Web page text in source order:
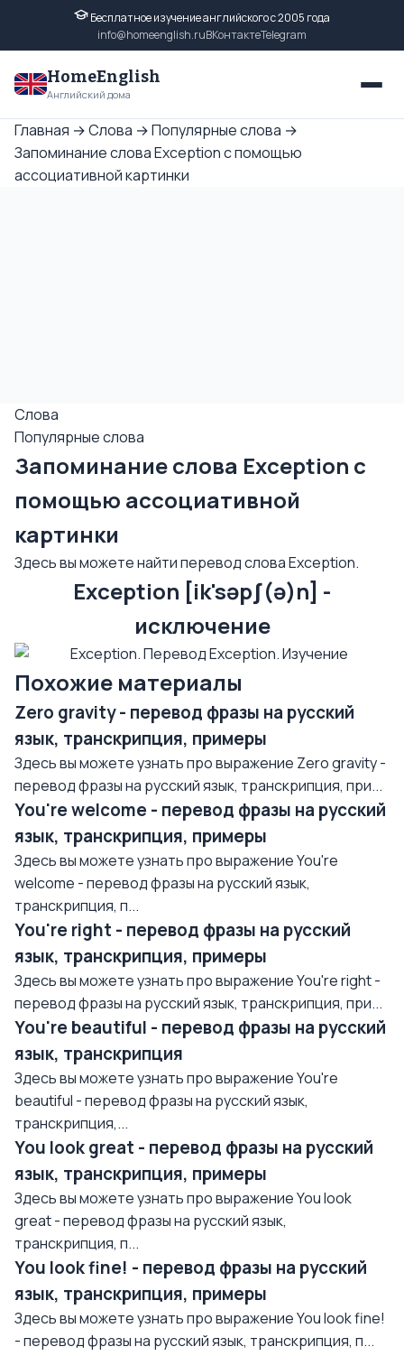
Бесплатное изучение английского с 2005 года
info@homeenglish.ruВКонтактеTelegram
HomeEnglish
Английский дома
Главная →Слова →Популярные слова →
Запоминание слова Exception с помощью
ассоциативной картинки
Слова
Популярные слова
Запоминание слова Exception с
помощью ассоциативной
картинки
Здесь вы можете найти перевод слова Exception.
Exception [ik'səpʃ(ə)n] -
исключение
Похожие материалы
Zero gravity - перевод фразы на русский
язык, транскрипция, примеры
Здесь вы можете узнать про выражение Zero gravity -
перевод фразы на русский язык, транскрипция, при...
You're welcome - перевод фразы на русский
язык, транскрипция, примеры
Здесь вы можете узнать про выражение You're
welcome - перевод фразы на русский язык,
транскрипция, п...
You're right - перевод фразы на русский
язык, транскрипция, примеры
Здесь вы можете узнать про выражение You're right -
перевод фразы на русский язык, транскрипция, при...
You're beautiful - перевод фразы на русский
язык, транскрипция
Здесь вы можете узнать про выражение You're
beautiful - перевод фразы на русский язык,
транскрипция,...
You look great - перевод фразы на русский
язык, транскрипция, примеры
Здесь вы можете узнать про выражение You look
great - перевод фразы на русский язык,
транскрипция, п...
You look fine! - перевод фразы на русский
язык, транскрипция, примеры
Здесь вы можете узнать про выражение You look fine!
- перевод фразы на русский язык, транскрипция, п...